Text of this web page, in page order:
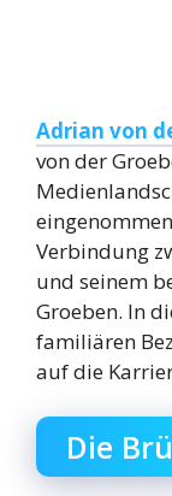
Adrian von
von der
Verbindung
und seinem
Groeben. In
familiären
auf die
Die